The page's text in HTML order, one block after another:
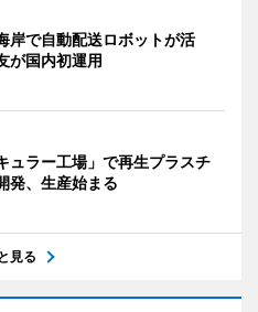
岸で自動配送ロボットが活
国内初運用
ュラー工場」で再生プラスチ
発、生産始まる
見る